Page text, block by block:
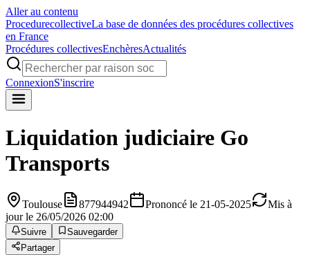
Aller au contenu
ProcedurecollectiveLa base de données des procédures collectives
en France
Procédures collectivesEnchèresActualités
ConnexionS'inscrire
Liquidation judiciaire Go
Transports
Toulouse 877944942 Prononcé le 21-05-2025
Mis à
jour le 26/05/2026 02:00
Suivre
Sauvegarder
Partager